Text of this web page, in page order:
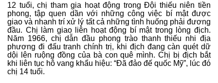
12 tuổi, chị tham gia hoạt động trong Đội thiếu niên tiền
phong, tập quen dần với những công việc bí mật được
giao và nhanh trí xử lý tất cả những tình huống phải đương
đầu. Chị làm giao liên hoạt động bí mật trong lòng địch.
Năm 1966, chị dẫn đầu phong trào thanh thiếu nhi địa
phương đi đấu tranh chính trị, khi địch đang càn quét dữ
dội lên ruộng đồng của bà con quê mình. Chị bị địch bắt
khi liên tục hô vang khẩu hiệu: “Đã đảo đế quốc Mỹ”, lúc đó
chị 14 tuổi.